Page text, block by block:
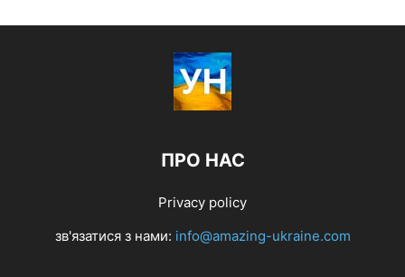
ПРО НАС
Privacy policy
зв'язатися з нами: info@amazing-ukraine.com